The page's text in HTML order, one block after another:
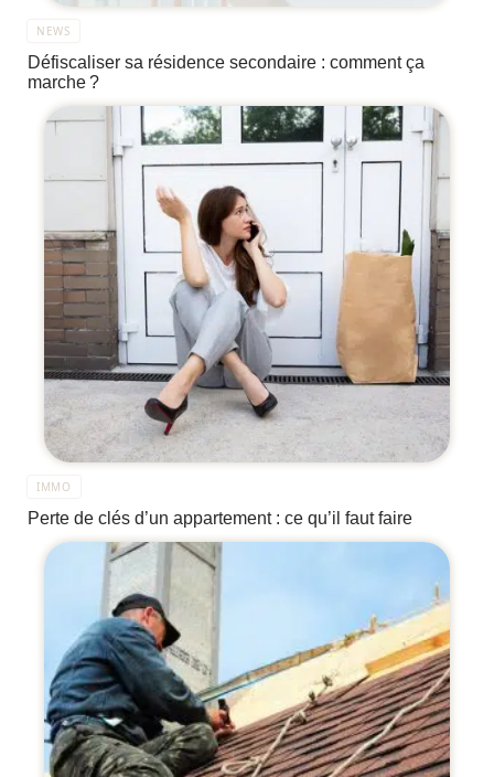
NEWS
Défiscaliser sa résidence secondaire : comment ça
marche ?
IMMO
Perte de clés d’un appartement : ce qu’il faut faire